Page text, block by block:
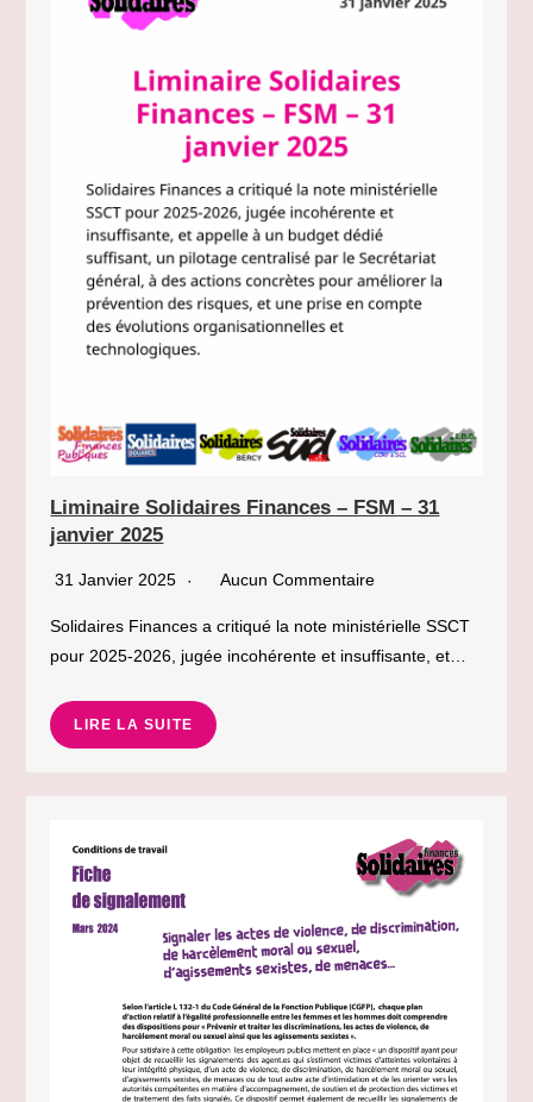
Liminaire Solidaires Finances – FSM – 31
janvier 2025
31 Janvier 2025 Aucun Commentaire
Solidaires Finances a critiqué la note ministérielle SSCT
pour 2025-2026, jugée incohérente et insuffisante, et…
LIRE LA SUITE